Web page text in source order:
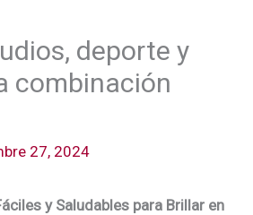
deporte y
combinación
27, 2024
y Saludables para Brillar en